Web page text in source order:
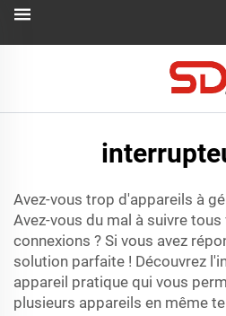
Avez-vous trop d'appareils à
Avez-vous du mal à suivre
connexions ? Si vous avez
solution parfaite ! Découvrez
appareil pratique qui vous
plusieurs appareils en même